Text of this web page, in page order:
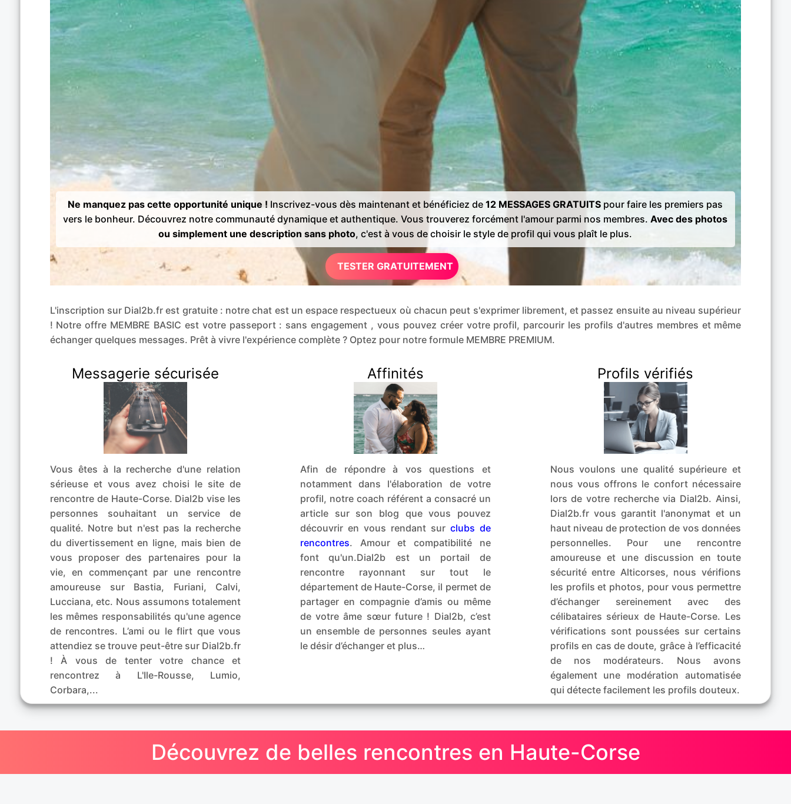
Ne manquez pas cette opportunité unique ! Inscrivez-vous dès maintenant et bénéficiez de12 MESSAGES GRATUITS pour faire les premiers pas
vers le bonheur. Découvrez notre communauté dynamique et authentique. Vous trouverez forcément l'amour parmi nos membres.Avec des photos
ou simplement une description sans photo, c'est à vous de choisir le style de profil qui vous plaît le plus.
TESTER GRATUITEMENT
L'inscription sur Dial2b.fr est gratuite : notre chat est un espace respectueux où chacun peut s'exprimer librement, et passez ensuite au niveau supérieur
! Notre offre MEMBRE BASIC est votre passeport : sans engagement , vous pouvez créer votre profil, parcourir les profils d'autres membres et même
échanger quelques messages. Prêt à vivre l'expérience complète ? Optez pour notre formule MEMBRE PREMIUM.
Messagerie sécurisée
Vous êtes à la recherche d'une relation
sérieuse et vous avez choisi le site de
rencontre de Haute-Corse. Dial2b vise les
personnes souhaitant un service de
qualité. Notre but n'est pas la recherche
du divertissement en ligne, mais bien de
vous proposer des partenaires pour la
vie, en commençant par une rencontre
amoureuse sur Bastia, Furiani, Calvi,
Lucciana, etc. Nous assumons totalement
les mêmes responsabilités qu'une agence
de rencontres. L’ami ou le flirt que vous
attendiez se trouve peut-être sur Dial2b.fr
! À vous de tenter votre chance et
rencontrez à L'Ile-Rousse, Lumio,
Corbara,...
Affinités
Afin de répondre à vos questions et
notamment dans l'élaboration de votre
profil, notre coach référent a consacré un
article sur son blog que vous pouvez
découvrir en vous rendant sur clubs de
rencontres. Amour et compatibilité ne
font qu'un.Dial2b est un portail de
rencontre rayonnant sur tout le
département de Haute-Corse, il permet de
partager en compagnie d’amis ou même
de votre âme sœur future ! Dial2b, c’est
un ensemble de personnes seules ayant
le désir d’échanger et plus…
Profils vérifiés
Nous voulons une qualité supérieure et
nous vous offrons le confort nécessaire
lors de votre recherche via Dial2b. Ainsi,
Dial2b.fr vous garantit l'anonymat et un
haut niveau de protection de vos données
personnelles. Pour une rencontre
amoureuse et une discussion en toute
sécurité entre Alticorses, nous vérifions
les profils et photos, pour vous permettre
d’échanger sereinement avec des
célibataires sérieux de Haute-Corse. Les
vérifications sont poussées sur certains
profils en cas de doute, grâce à l’efficacité
de nos modérateurs. Nous avons
également une modération automatisée
qui détecte facilement les profils douteux.
Découvrez de belles rencontres en Haute-Corse